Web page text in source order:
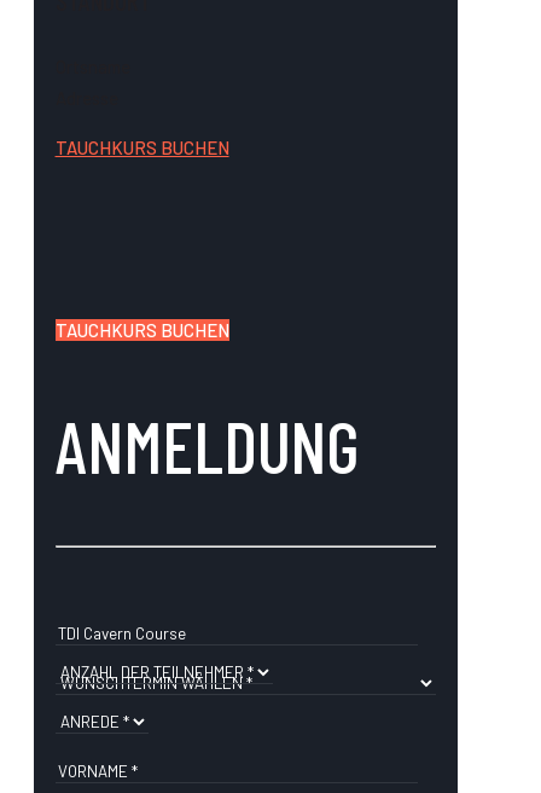
TDI //
TAUCHKURS BUCHEN
TAUCHKURS BUCHEN
ANMELDUNG